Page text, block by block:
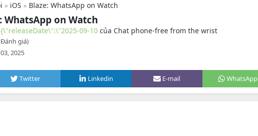
» iOS » Blaze: WhatsApp on Watch
WhatsApp on Watch
09-10 của Chat phone-free from the wrist
giá)
2025
Twitter Linkedin E-mail WhatsApp